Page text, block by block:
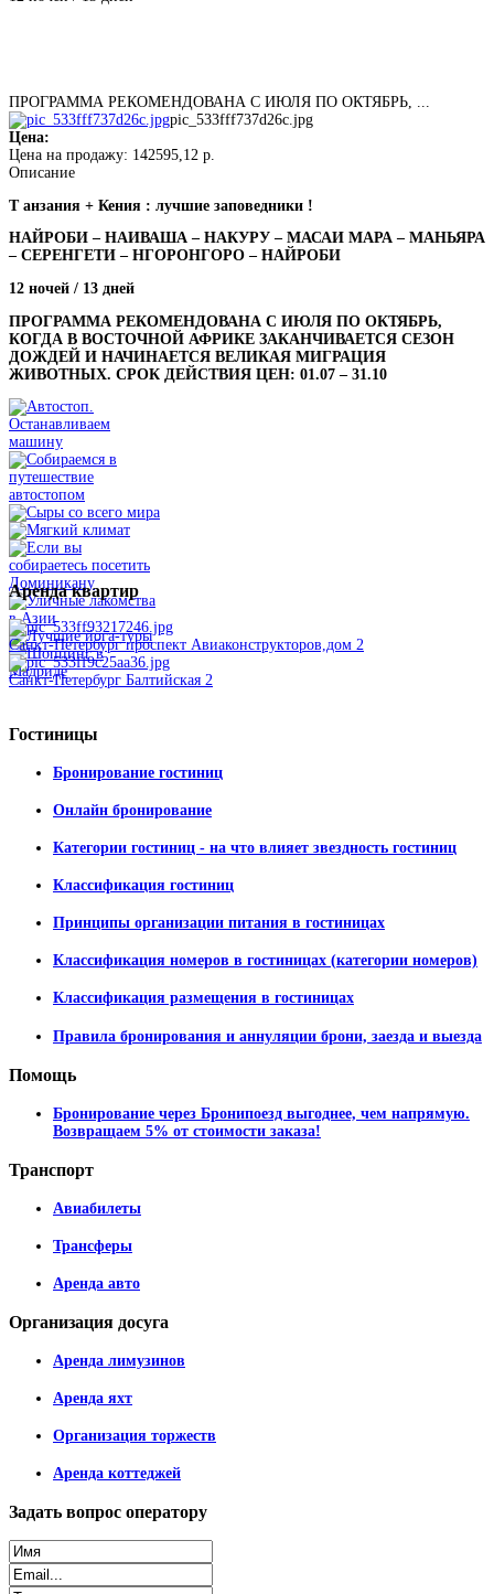
ПРОГРАММА РЕКОМЕНДОВАНА С ИЮЛЯ ПО ОКТЯБРЬ, ...
pic_533fff737d26c.jpg
Цена:
Цена на продажу: 142595,12 р.
Описание
Т анзания + Кения : лучшие заповедники !
НАЙРОБИ – НАИВАША – НАКУРУ – МАСАИ МАРА – МАНЬЯРА
– СЕРЕНГЕТИ – НГОРОНГОРО – НАЙРОБИ
12 ночей / 13 дней
ПРОГРАММА РЕКОМЕНДОВАНА С ИЮЛЯ ПО ОКТЯБРЬ,
КОГДА В ВОСТОЧНОЙ АФРИКЕ ЗАКАНЧИВАЕТСЯ СЕЗОН
ДОЖДЕЙ И НАЧИНАЕТСЯ ВЕЛИКАЯ МИГРАЦИЯ
ЖИВОТНЫХ. СРОК ДЕЙСТВИЯ ЦЕН: 01.07 – 31.10
Арендаквартир
Санкт-Петербург проспект Авиаконструкторов,дом 2
Санкт-Петербург Балтийская 2
Гостиницы
Бронирование гостиниц
Онлайн бронирование
Категории гостиниц - на что влияет звездность гостиниц
Классификация гостиниц
Принципы организации питания в гостиницах
Классификация номеров в гостиницах (категории номеров)
Классификация размещения в гостиницах
Правила бронирования и аннуляции брони, заезда и выезда
Помощь
Бронирование через Бронипоезд выгоднее, чем напрямую.
Возвращаем 5% от стоимости заказа!
Транспорт
Авиабилеты
Трансферы
Аренда авто
Организация досуга
Аренда лимузинов
Аренда яхт
Организация торжеств
Аренда коттеджей
Задать вопрос оператору